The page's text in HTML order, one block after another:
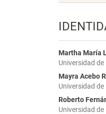
Martha María
Universidad
Mayra Acebo
Universidad
Roberto
Universidad